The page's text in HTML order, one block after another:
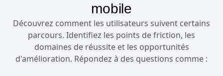
mobile
Découvrez comment les utilisateurs suivent certains
parcours. Identifiez les points de friction, les
domaines de réussite et les opportunités
d'amélioration. Répondez à des questions comme :